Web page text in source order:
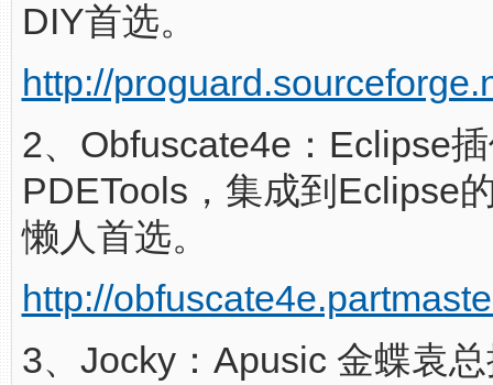
DIY首选。
http://
2、Obfuscate4e：Eclipse
PDETools，集成到Eclipse
懒人首选。
http://
3、Jocky：Apusic 金蝶袁